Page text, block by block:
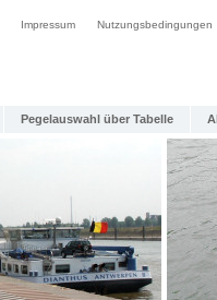
Impressum Nutzungsbedingungen
Pegelauswahl über Tabelle